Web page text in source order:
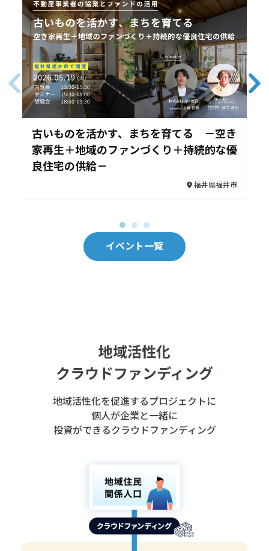
古いものを活かす、まちを育てる －空き
家再生＋地域のファンづくり＋持続的な優
良住宅の供給－
福井県福井市
イベント一覧
地域活性化
クラウドファンディング
地域活性化を促進するプロジェクトに
個⼈が企業と⼀緒に
投資ができるクラウドファンディング